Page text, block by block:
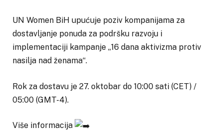
UN Women BiH upućuje poziv kompanijama za
dostavljanje ponuda za podršku razvoju i
implementaciji kampanje „16 dana aktivizma protiv
nasilja nad ženama“.
Rok za dostavu je 27. oktobar do 10:00 sati (CET) /
05:00 (GMT-4).
Više informacija